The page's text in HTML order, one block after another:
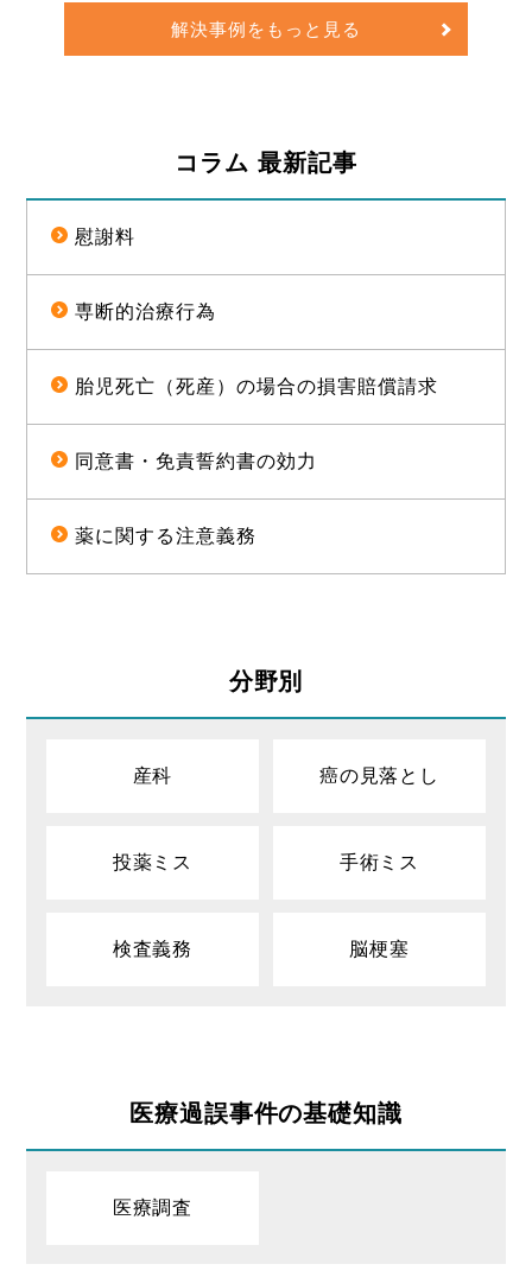
損害金や訴訟費用を合わせて約1億5000万円
の経済的利益を確保した事例
解決事例をもっと見る
コラム 最新記事
慰謝料
専断的治療行為
胎児死亡（死産）の場合の損害賠償請求
同意書・免責誓約書の効力
薬に関する注意義務
分野別
産科 癌の見落とし
投薬ミス 手術ミス
検査義務 脳梗塞
医療過誤事件の基礎知識
医療調査